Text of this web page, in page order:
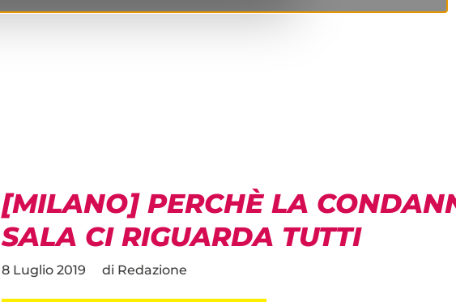
[MILANO] PERCHÈ LA
SALA CI RIGUARDA TUTTI
8 Luglio 2019 di Redazione